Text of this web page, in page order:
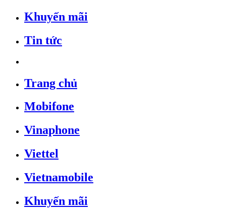
Khuyến mãi
Tin tức
Trang chủ
Mobifone
Vinaphone
Viettel
Vietnamobile
Khuyến mãi